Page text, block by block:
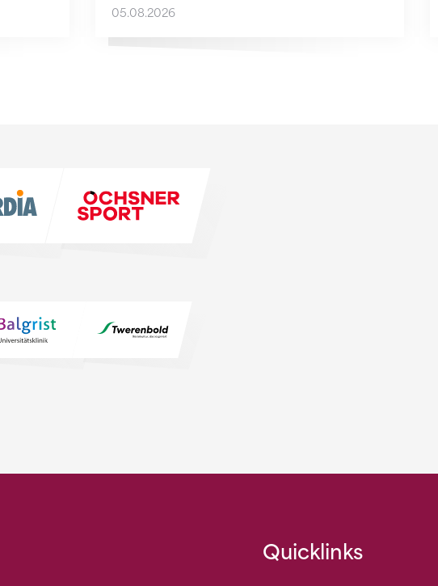
05.08.2026
Quicklinks